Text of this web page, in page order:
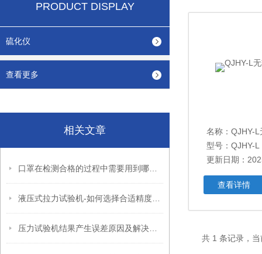
PRODUCT DISPLAY
硫化仪
查看更多
相关文章 名称： QJHY-L
型号：QJHY-L
更新日期：
查看详情
共 1 条记录，